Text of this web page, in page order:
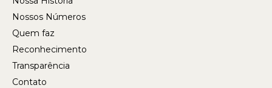
Nossos Números
Quem faz
Reconhecimento
Transparência
Contato